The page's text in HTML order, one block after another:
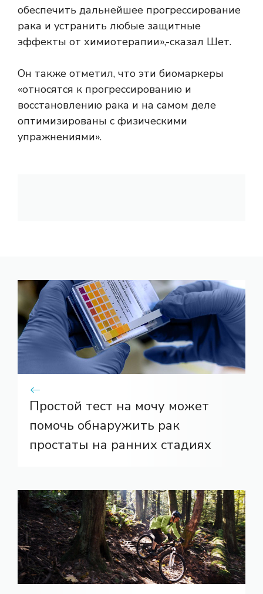
обеспечить дальнейшее прогрессирование
рака и устранить любые защитные
эффекты от химиотерапии»,-сказал Шет.
Он также отметил, что эти биомаркеры
«относятся к прогрессированию и
восстановлению рака и на самом деле
оптимизированы с физическими
упражнениями».
Простой тест на мочу может
помочь обнаружить рак
простаты на ранних стадиях